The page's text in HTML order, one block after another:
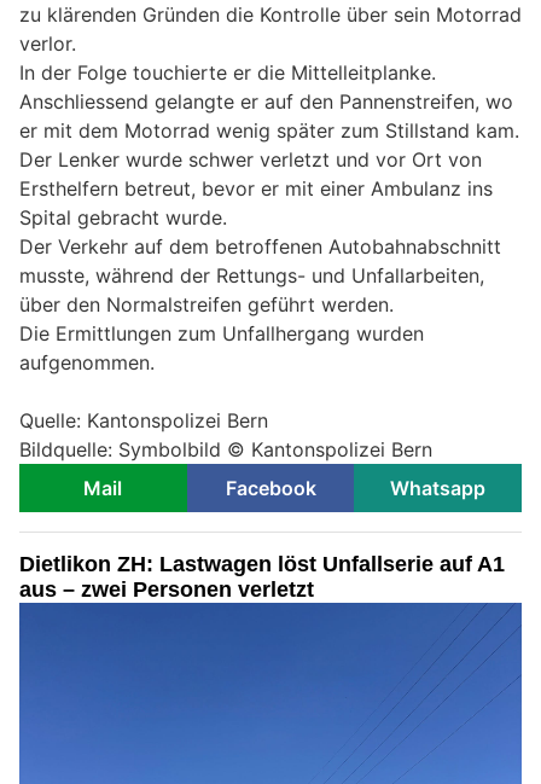
zu klärenden Gründen die Kontrolle über sein Motorrad
verlor.
In der Folge touchierte er die Mittelleitplanke.
Anschliessend gelangte er auf den Pannenstreifen, wo
er mit dem Motorrad wenig später zum Stillstand kam.
Der Lenker wurde schwer verletzt und vor Ort von
Ersthelfern betreut, bevor er mit einer Ambulanz ins
Spital gebracht wurde.
Der Verkehr auf dem betroffenen Autobahnabschnitt
musste, während der Rettungs- und Unfallarbeiten,
über den Normalstreifen geführt werden.
Die Ermittlungen zum Unfallhergang wurden
aufgenommen.
Quelle: Kantonspolizei Bern
Bildquelle: Symbolbild © Kantonspolizei Bern
Mail
Facebook Whatsapp
Dietlikon ZH: Lastwagen löst Unfallserie auf A1
aus – zwei Personen verletzt